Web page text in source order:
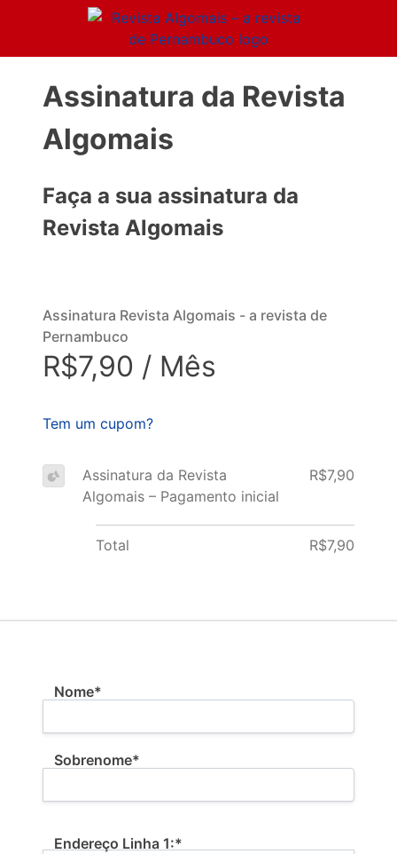
Assinatura da Revista
Algomais
Faça a sua assinatura da
Revista Algomais
Nome:*
Nome*
Sobrenome*
Billing Address
Endereço Linha 1:*
Assinatura Revista Algomais - a revista de
Pernambuco
R$7,90 / Mês
Tem um cupom?
Assinatura da Revista
Algomais – Pagamento inicial
R$7,90
Total R$7,90